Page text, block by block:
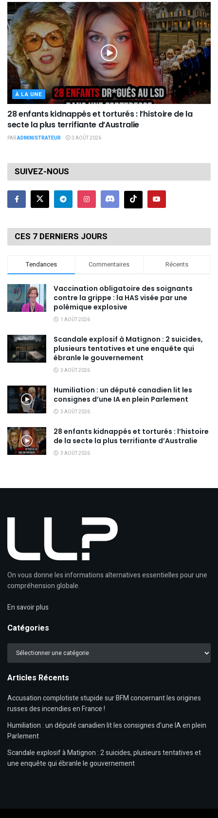
À LA UNE
28 enfants kidnappés et torturés : l’histoire de la
secte la plus terrifiante d’Australie
PARADMINISTRATEUR 3 AOÛT 2026
SUIVEZ-NOUS
CES 7 DERNIERS JOURS
Tendances Commentaires Récents
Vaccination obligatoire des soignants
contre la grippe : la HAS visée par une
polémique explosive
1 AOÛT 2026
Scandale explosif à Matignon : 2 suicides,
plusieurs tentatives et une enquête qui
ébranle le gouvernement
3 AOÛT 2026
Humiliation : un député canadien lit les
consignes d’une IA en plein Parlement
3 AOÛT 2026
28 enfants kidnappés et torturés : l’histoire
de la secte la plus terrifiante d’Australie
3 AOÛT 2026
On vous donne les informations alternatives essentielles pour une
compréhension globale.
En savoir plus
Catégories
Catégories
Articles Récents
Accusation complotiste stupide sur BFM concernant les origines
russes des incendies en France !
Humiliation : un député canadien lit les consignes d’une IA en plein
Parlement
Scandale explosif à Matignon : 2 suicides, plusieurs tentatives et
une enquête qui ébranle le gouvernement